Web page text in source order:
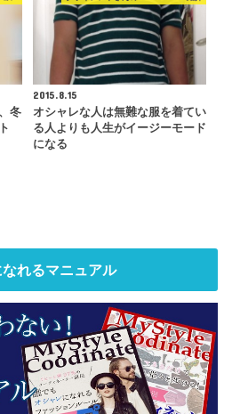
冬
2015.8.15
オシャレな人は無難な服を着てい
る人よりも人生がイージーモード
になる
れるマニュアル